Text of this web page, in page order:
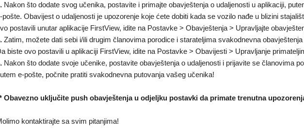
Nakon što dodate svog učenika, postavite i primajte obavještenja o udaljenosti u aplikaciji,
pošte. Obavijest o udaljenosti je upozorenje koje ćete dobiti kada se vozilo nađe u blizini
postavili unutar aplikacije FirstView, idite na Postavke > Obavještenja > Upravljajte
Zatim, možete dati sebi i/ili drugim članovima porodice i starateljima svakodnevna
biste ovo postavili u aplikaciji FirstView, idite na Postavke > Obavijesti > Upravljanje
Nakon što dodate svoje učenike, postavite obavještenja o udaljenosti i prijavite se članovima
e-pošte, počnite pratiti svakodnevna putovanja vašeg učenika!
Obavezno uključite push obavještenja u odjeljku postavki da primate trenutna
kontaktirajte sa svim pitanjima!